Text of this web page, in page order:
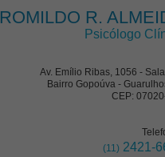
ROMILDO R.
Psicólogo
Av. Emílio Ribas, 1056 -
Bairro Gopoúva -
CEP:
(11) 2421-